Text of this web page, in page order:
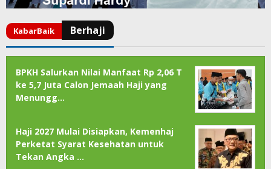
BPKH Salurkan Nilai Manfaat Rp 2,06 T
ke 5,7 Juta Calon Jemaah Haji yang
Menungg…
Haji 2027 Mulai Disiapkan, Kemenhaj
Perketat Syarat Kesehatan untuk
Tekan Angka …